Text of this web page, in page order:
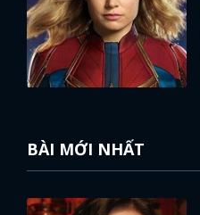
BÀI MỚI NHẤT